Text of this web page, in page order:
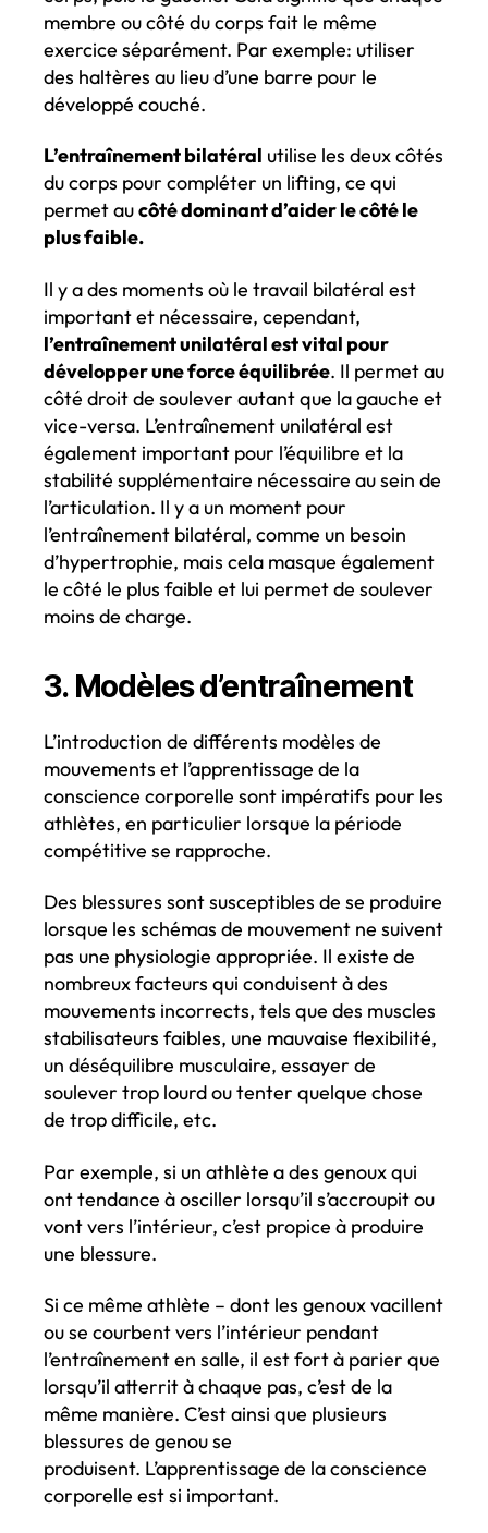
membre ou côté du corps fait le même
exercice séparément. Par exemple: utiliser
des haltères au lieu d’une barre pour le
développé couché.
L’entraînement bilatéral utilise les deux côtés
du corps pour compléter un lifting, ce qui
permet aucôté dominant d’aider le côté le
plus faible.
Il y a des moments où le travail bilatéral est
important et nécessaire, cependant,
l’entraînement unilatéral est vital pour
développer une force équilibrée. Il permet au
côté droit de soulever autant que la gauche et
vice-versa. L’entraînement unilatéral est
également important pour l’équilibre et la
stabilité supplémentaire nécessaire au sein de
l’articulation. Il y a un moment pour
l’entraînement bilatéral, comme un besoin
d’hypertrophie, mais cela masque également
le côté le plus faible et lui permet de soulever
moins de charge.
3. Modèles d’entraînement
L’introduction de différents modèles de
mouvements et l’apprentissage de la
conscience corporelle sont impératifs pour les
athlètes, en particulier lorsque la période
compétitive se rapproche.
Des blessures sont susceptibles de se produire
lorsque les schémas de mouvement ne suivent
pas une physiologie appropriée. Il existe de
nombreux facteurs qui conduisent à des
mouvements incorrects, tels que des muscles
stabilisateurs faibles, une mauvaise flexibilité,
un déséquilibre musculaire, essayer de
soulever trop lourd ou tenter quelque chose
de trop difficile, etc.
Par exemple, si un athlète a des genoux qui
ont tendance à osciller lorsqu’il s’accroupit ou
vont vers l’intérieur, c’est propice à produire
une blessure.
Si ce même athlète – dont les genoux vacillent
ou se courbent vers l’intérieur pendant
l’entraînement en salle, il est fort à parier que
lorsqu’il atterrit à chaque pas, c’est de la
même manière. C’est ainsi que plusieurs
blessures de genou se
produisent. L’apprentissage de la conscience
corporelle est si important.